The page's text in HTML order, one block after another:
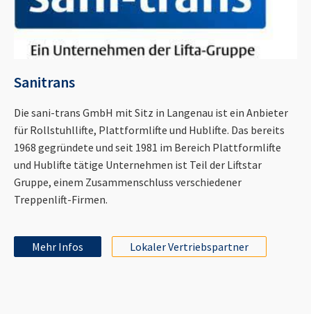
Sanitrans
Die sani-trans GmbH mit Sitz in Langenau ist ein Anbieter
für Rollstuhllifte, Plattformlifte und Hublifte. Das bereits
1968 gegründete und seit 1981 im Bereich Plattformlifte
und Hublifte tätige Unternehmen ist Teil der Liftstar
Gruppe, einem Zusammenschluss verschiedener
Treppenlift-Firmen.
Mehr Infos Lokaler Vertriebspartner